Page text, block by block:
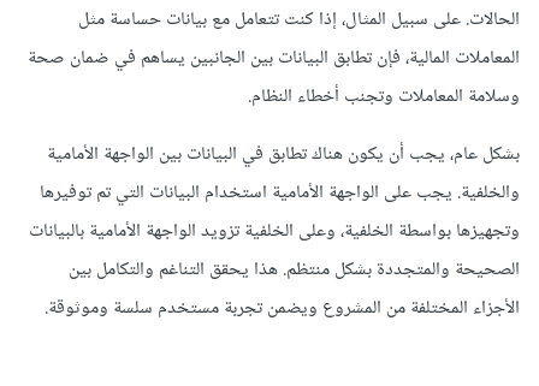
الحالات. على سبيل المثال، إذا كنت تتعامل مع بيانات حساسة مثل
المعاملات المالية، فإن تطابق البيانات بين الجانبين يساهم في ضمان صحة
وسلامة المعاملات وتجنب أخطاء النظام.
بشكل عام، يجب أن يكون هناك تطابق في البيانات بين الواجهة الأمامية
والخلفية. يجب على الواجهة الأمامية استخدام البيانات التي تم توفيرها
وتجهيزها بواسطة الخلفية، وعلى الخلفية تزويد الواجهة الأمامية بالبيانات
الصحيحة والمتجددة بشكل منتظم. هذا يحقق التناغم والتكامل بين
الأجزاء المختلفة من المشروع ويضمن تجربة مستخدم سلسة وموثوقة.